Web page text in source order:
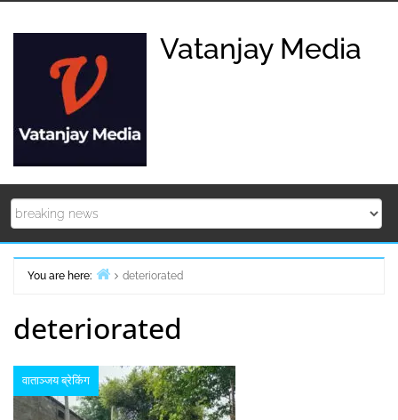
Vatanjay Media
You are here:
deteriorated
deteriorated
वाताञ्जय ब्रेकिंग